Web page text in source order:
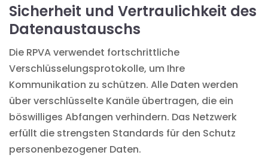
Sicherheit und Vertraulichkeit des
Datenaustauschs
Die RPVA verwendet fortschrittliche
Verschlüsselungsprotokolle, um Ihre
Kommunikation zu schützen. Alle Daten werden
über verschlüsselte Kanäle übertragen, die ein
böswilliges Abfangen verhindern. Das Netzwerk
erfüllt die strengsten Standards für den Schutz
personenbezogener Daten.